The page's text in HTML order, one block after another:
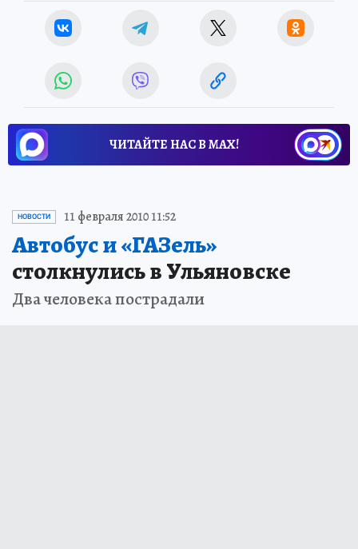
ЧИТАЙТЕ НАС В МАХ!
НОВОСТИ 11 февраля 2010 11:52
Автобус и «ГАЗель»
столкнулись в Ульяновске
Два человека пострадали